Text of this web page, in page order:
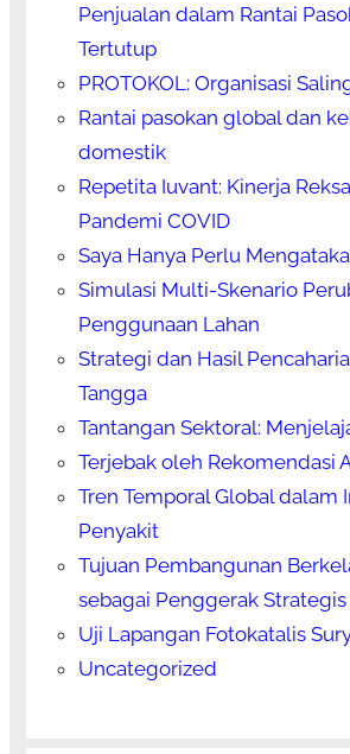
Penjualan dalam Rantai
Tertutup
PROTOKOL: Organisasi
Rantai pasokan global dan
domestik
Repetita Iuvant: Kinerja
Pandemi COVID
Saya Hanya Perlu
Simulasi Multi-Skenario
Penggunaan Lahan
Strategi dan Hasil
Tangga
Tantangan Sektoral:
Terjebak oleh Rekomendasi
Tren Temporal Global dalam
Penyakit
Tujuan Pembangunan
sebagai Penggerak Strategis
Uji Lapangan Fotokatalis
Uncategorized